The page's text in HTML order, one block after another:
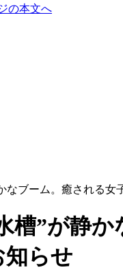
の本文へ
なブーム。癒される
槽”が静
知らせ